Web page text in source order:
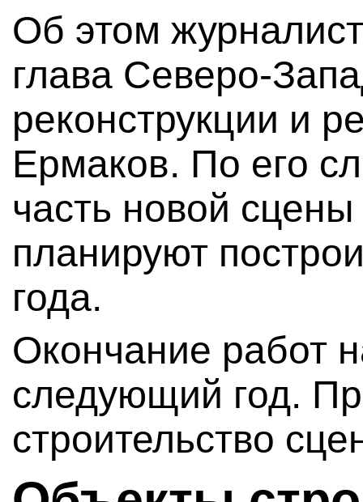
Об этом
глава Северо-
реконструкции и
Ермаков. По его
часть новой сцены
планируют
года.
Окончание работ
следующий год.
строительство